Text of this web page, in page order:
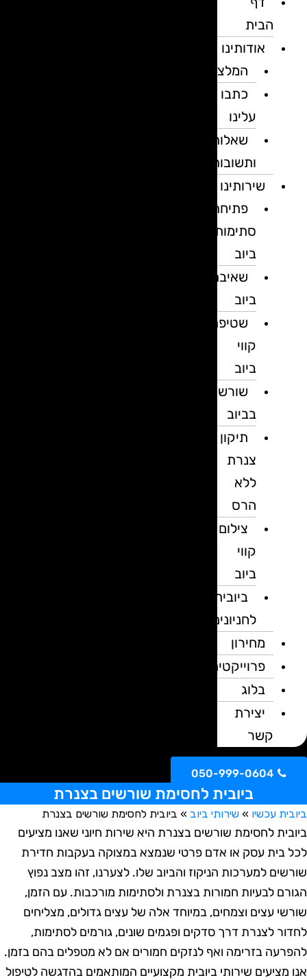
הבית
אודותינו
המלצות
כתבו
עלינו
שאלות
ותשובות
שירותינו
פתיחת
סתימות
ביוב
שאיבת
ביוב
שטיפת
קווי
ביוב
שורשים
בביוב
תיקון
צנרת
ללא
הרס
צילום
קווי
ביוב
ביובית
לחניונים
מחירון
פרוייקטים
בלוג
יצירת
קשר
050-999-0604
ביובית לחסימת שורשים בצנרת
עכשיו»שירותי ביוב»ביובית לחסימת שורשים בצנרת
לחסימת שורשים בצנרת היא שירות חיוני שאנו מציעים
בית עסק או אדם פרטי שנמצא במצוקה בעקבות חדירת
למערכות הניקוז והביוב שלו. לצערנו, זהו מצב נפוץ
לבעיות חמורות בצנרת ולסתימות מורכבות. עם הזמן,
עצים וצמחים, במיוחד אלה של עצים גדולים, מצליחים
לצנרת דרך סדקים ופגמים שונים, גורמים לסתימות,
בזרימה ואף לנזקים חמורים אם לא מטפלים בהם בזמן.
מציעים שירותי ביובית מקצועיים המותאמים בהדגשה לטיפול